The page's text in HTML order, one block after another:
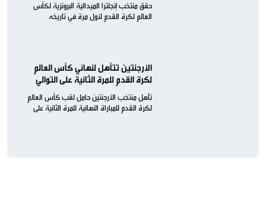
حقق منتخب إنجلترا الميدالية البرونزية لكأس
العالم لكرة القدم لأول مرة في تاريخه
الأرجنتين تتأهل لنهائي كأس العالم
لكرة القدم للمرة الثانية على التوالي
تأهل منتخب الأرجنتين حامل لقب كأس العالم
لكرة القدم للمباراة النهائية للمرة الثانية على